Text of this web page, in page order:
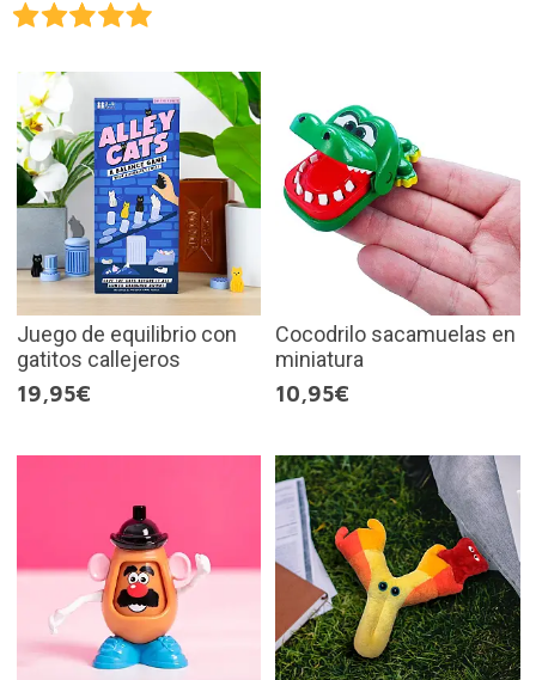
Juego de equilibrio con
gatitos callejeros
19,95€
Cocodrilo sacamuelas en
miniatura
10,95€